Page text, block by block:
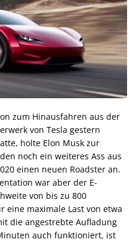
zum Hinausfahren aus der
von Tesla gestern
holte Elon Musk zur
noch ein weiteres Ass aus
einen neuen Roadster an.
war aber der E-
von bis zu 800
eine maximale Last von etwa
die angestrebte Aufladung
auch funktioniert, ist